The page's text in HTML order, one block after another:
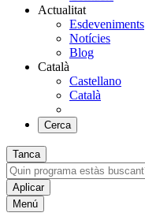
Actualitat
Esdeveniments
Notícies
Blog
Català
Castellano
Català
Cerca
Tanca
Menú